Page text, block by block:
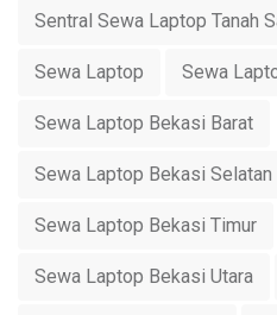
Sentral Sewa Laptop Tanah
Sewa Laptop Sewa
Sewa Laptop Bekasi Barat
Sewa Laptop Bekasi Selatan
Sewa Laptop Bekasi Timur
Sewa Laptop Bekasi Utara